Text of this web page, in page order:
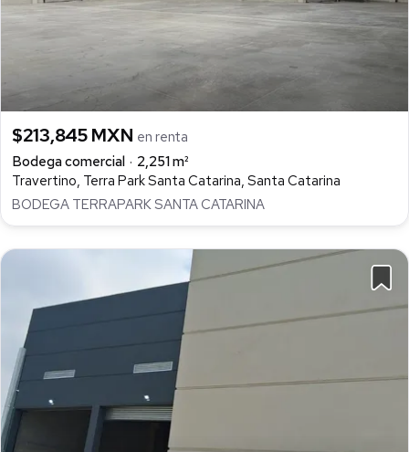
$213,845 MXN en renta
Bodega comercial
2,251 m²
Travertino, Terra Park Santa Catarina, Santa Catarina
BODEGA TERRAPARK SANTA CATARINA